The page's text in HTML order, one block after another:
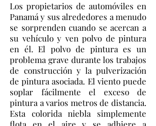
Los propietarios de automóviles en
Panamá y sus alrededores a menudo
se sorprenden cuando se acercan a
su vehículo y ven polvo de pintura
en él. El polvo de pintura es un
problema grave durante los trabajos
de construcción y la pulverización
de pintura asociada. El viento puede
soplar fácilmente el exceso de
pintura a varios metros de distancia.
Esta colorida niebla simplemente